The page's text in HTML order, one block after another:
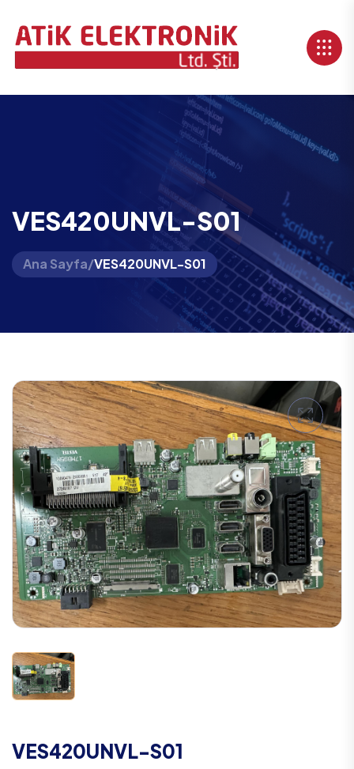
VES420UNVL-S01
Ana Sayfa/VES420UNVL-S01
VES420UNVL-S01